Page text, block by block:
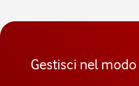
Gestisci nel